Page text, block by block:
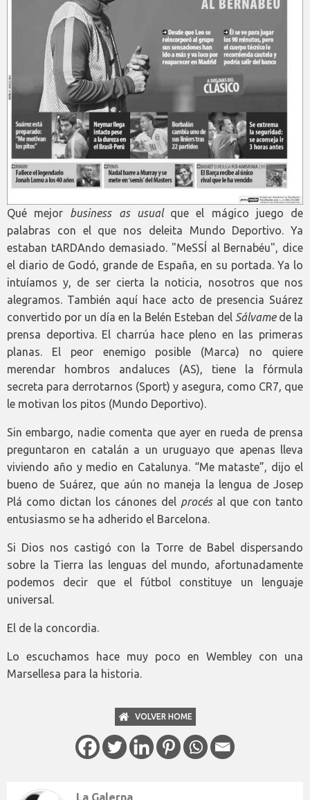
Qué mejor business as usualque el mágico juego de
palabras con el que nos deleita Mundo Deportivo. Ya
estaban tARDAndo demasiado. "MeSSÍ al Bernabéu", dice
el diario de Godó, grande de España, en su portada. Ya lo
intuíamos y, de ser cierta la noticia, nosotros que nos
alegramos. También aquí hace acto de presencia Suárez
convertido por un día en la Belén Esteban del Sálvamede la
prensa deportiva. El charrúa hace pleno en las primeras
planas. El peor enemigo posible (Marca) no quiere
merendar hombros andaluces (AS), tiene la fórmula
secreta para derrotarnos (Sport) y asegura, como CR7, que
le motivan los pitos (Mundo Deportivo).
Sin embargo, nadie comenta que ayer en rueda de prensa
preguntaron en catalán a un uruguayo que apenas lleva
viviendo año y medio en Catalunya. “Me mataste”, dijo el
bueno de Suárez, que aún no maneja la lengua de Josep
Plá como dictan los cánones del procésal que con tanto
entusiasmo se ha adherido el Barcelona.
Si Dios nos castigó con la Torre de Babel dispersando
sobre la Tierra las lenguas del mundo, afortunadamente
podemos decir que el fútbol constituye un lenguaje
universal.
El de la concordia.
Lo escuchamos hace muy poco en Wembley con una
Marsellesa para la historia.
VOLVER HOME
La Galerna